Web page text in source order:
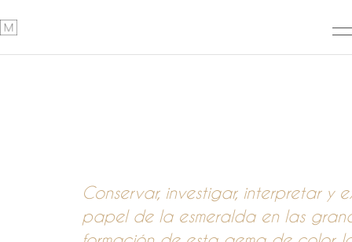
Conservar, investigar, interpretar y
papel de la esmeralda en las